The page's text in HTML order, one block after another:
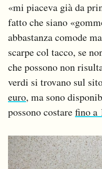
«mi piaceva già da
fatto che siano
abbastanza comode
scarpe col tacco, se
che possono non
verdi si trovano sul
euro, ma sono
possono costarefino a